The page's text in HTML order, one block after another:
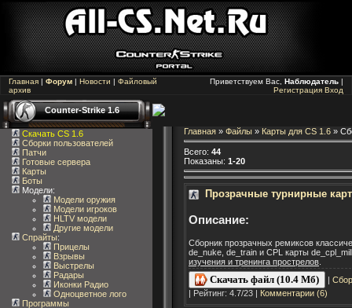
Главная | Форум | Новости | Файловый
архив
Приветствуем Вас, Наблюдатель |
Регистрация Вход
Counter-Strike 1.6
Скачать CS 1.6
Сборки пользователей
Патчи
Готовые сервера
Карты
Боты
Модели:
Модели оружия
Модели игроков
HLTV модели
Другие модели
Спрайты:
Прицелы
Взрывы
Выстрелы
Радары
Иконки Радио
Одноцветное лого
Программы
Главная » Файлы » Карты для CS 1.6 »
Всего: 44
Показаны: 1-20
Прозрачные турнирные
Описание:
Сборник прозрачных ремиксов
de_nuke, de_train и CPL карты
изучения и тренинга прострелов
Скачать файл (10.4 Мб) |
| Рейтинг: 4.7/23 | Комментарии (6)